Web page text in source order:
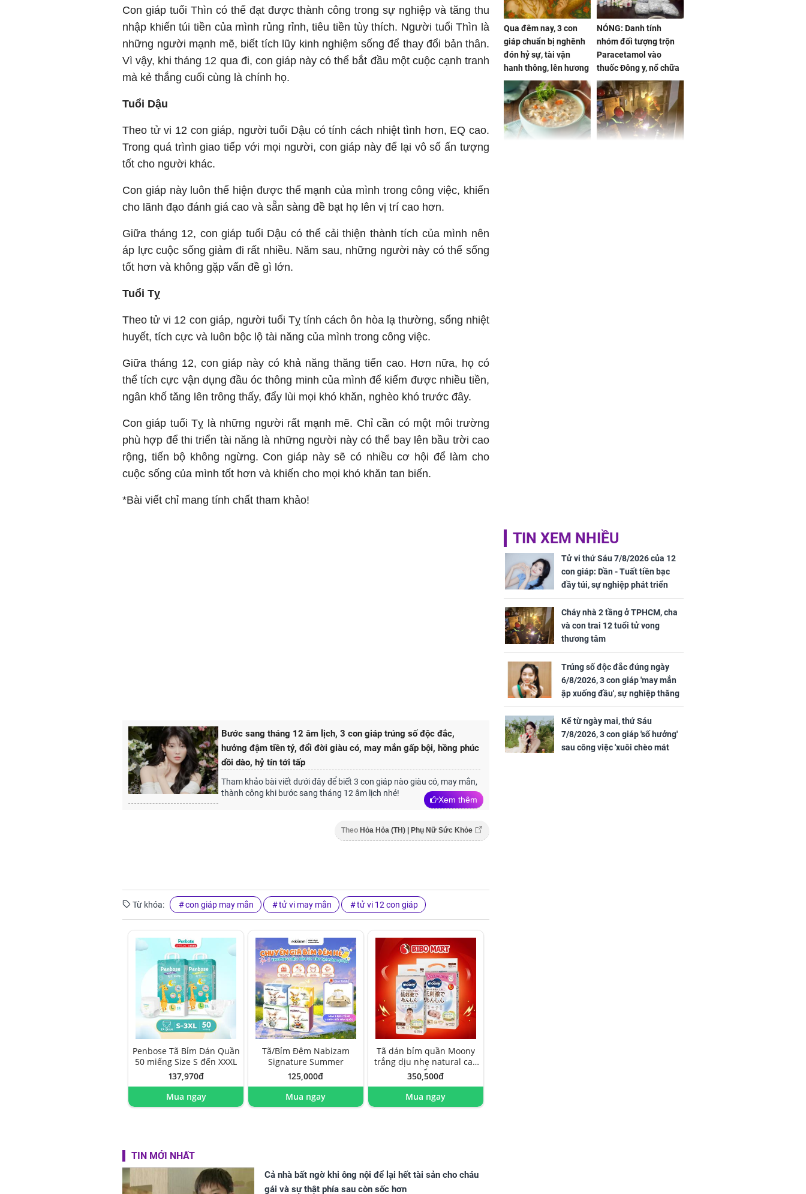
Con giáp tuổi Thìn có thể đạt được thành công trong sự nghiệp và tăng thu
nhập khiến túi tiền của mình rủng rỉnh, tiêu tiền tùy thích. Người tuổi Thìn là
những người mạnh mẽ, biết tích lũy kinh nghiệm sống để thay đổi bản thân.
Vì vậy, khi tháng 12 qua đi, con giáp này có thể bắt đầu một cuộc cạnh tranh
mà kẻ thắng cuối cùng là chính họ.
Tuổi Dậu
Theo tử vi 12 con giáp, người tuổi Dậu có tính cách nhiệt tình hơn, EQ cao.
Trong quá trình giao tiếp với mọi người, con giáp này để lại vô số ấn tượng
tốt cho người khác.
Con giáp này luôn thể hiện được thế mạnh của mình trong công việc, khiến
cho lãnh đạo đánh giá cao và sẵn sàng đề bạt họ lên vị trí cao hơn.
Giữa tháng 12, con giáp tuổi Dậu có thể cải thiện thành tích của mình nên
áp lực cuộc sống giảm đi rất nhiều. Năm sau, những người này có thể sống
tốt hơn và không gặp vấn đề gì lớn.
Tuổi Tỵ
Theo tử vi 12 con giáp, người tuổi Tỵ tính cách ôn hòa lạ thường, sống nhiệt
huyết, tích cực và luôn bộc lộ tài năng của mình trong công việc.
Giữa tháng 12, con giáp này có khả năng thăng tiến cao. Hơn nữa, họ có
thể tích cực vận dụng đầu óc thông minh của mình để kiếm được nhiều tiền,
ngân khố tăng lên trông thấy, đẩy lùi mọi khó khăn, nghèo khó trước đây.
Con giáp tuổi Tỵ là những người rất mạnh mẽ. Chỉ cần có một môi trường
phù hợp để thi triển tài năng là những người này có thể bay lên bầu trời cao
rộng, tiến bộ không ngừng. Con giáp này sẽ có nhiều cơ hội để làm cho
cuộc sống của mình tốt hơn và khiến cho mọi khó khăn tan biến.
*Bài viết chỉ mang tính chất tham khảo!
Bước sang tháng 12 âm lịch, 3 con giáp trúng số độc đắc,
hưởng đậm tiền tỷ, đổi đời giàu có, may mắn gấp bội, hồng phúc
dồi dào, hỷ tín tới tấp
Tham khảo bài viết dưới đây để biết 3 con giáp nào giàu có, may mắn,
thành công khi bước sang tháng 12 âm lịch nhé!
Xem thêm
Theo Hỏa Hỏa (TH) | Phụ Nữ Sức Khỏe
Từ khóa: con giáp may mắn tử vi may mắn tử vi 12 con giáp
Penbose Tã Bỉm Dán Quần
50 miếng Size S đến XXXL
137,970đ
Mua ngay
Tã/Bỉm Đêm Nabizam
Signature Summer
125,000đ
Mua ngay
Tã dán bỉm quần Moony
trắng dịu nhẹ natural cao
cấp
350,500đ
Mua ngay
TIN MỚI NHẤT
Cả nhà bất ngờ khi ông nội để lại hết tài sản cho cháu
gái và sự thật phía sau còn sốc hơn
Qua đêm nay, 3 con
giáp chuẩn bị nghênh
đón hỷ sự, tài vận
hanh thông, lên hương
hóa Rồng hóa Phượng,
gom hết may mắn về
nhà
NÓNG: Danh tính
nhóm đối tượng trộn
Paracetamol vào
thuốc Đông y, nổ chữa
bách bệnh
TIN XEM NHIỀU
Tử vi thứ Sáu 7/8/2026 của 12
con giáp: Dần - Tuất tiền bạc
đầy túi, sự nghiệp phát triển
hưng thịnh, Mão - Thân tài lộc
ảm đạm, mọi sự khó thành công
mỹ mãn
Cháy nhà 2 tầng ở TPHCM, cha
và con trai 12 tuổi tử vong
thương tâm
Trúng số độc đắc đúng ngày
6/8/2026, 3 con giáp 'may mắn
ập xuống đầu', sự nghiệp thăng
tiến vượt bậc, tài lộc phủ kín
đường đi
Kể từ ngày mai, thứ Sáu
7/8/2026, 3 con giáp 'số hưởng'
sau công việc 'xuôi chèo mát